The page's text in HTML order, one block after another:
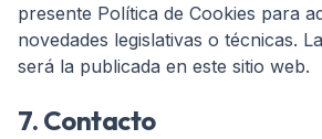
presente Política de Cookies para
novedades legislativas o técnicas.
será la publicada en este sitio web.
7. Contacto